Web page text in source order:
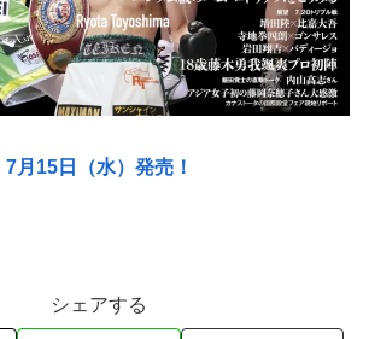
7月15日（水）発売！
シェアする